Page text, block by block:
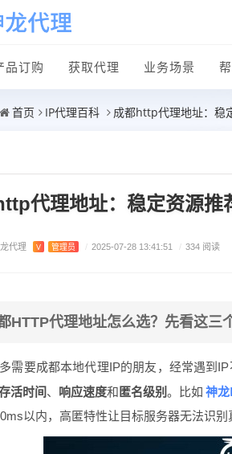
品订购 获取代理 业务场景
首页 IP代理百科 成都http代理地址：稳
代理地址：稳定资源推
代理 V 管理员 / 2025-07-28 13:41:51 / 334 阅读
HTTP代理地址怎么选？先看这三
需要成都本地代理IP的朋友，经常遇到
活时间、 响应速度和 匿名级别。比如 神
以内，高匿特性让目标服务器无法识别